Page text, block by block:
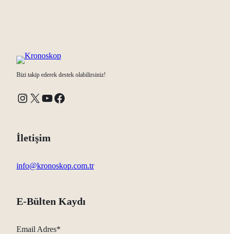
Bizi takip ederek destek olabilirsiniz!
Instagram X YouTube Facebook
İletişim
info@kronoskop.com.tr
E-Bülten Kaydı
Email Adres*